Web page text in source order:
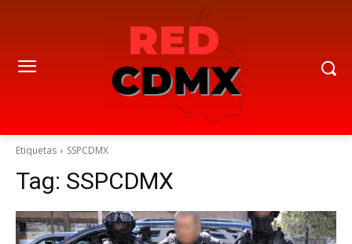
Etiquetas SSPCDMX
Tag: SSPCDMX